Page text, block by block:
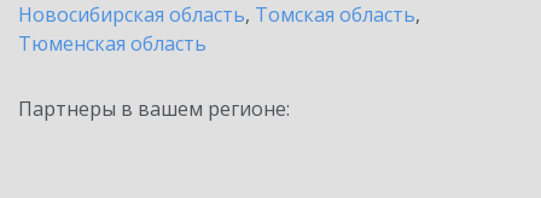
Новосибирская область, Томская область,
Тюменская область
Партнеры в вашем регионе: